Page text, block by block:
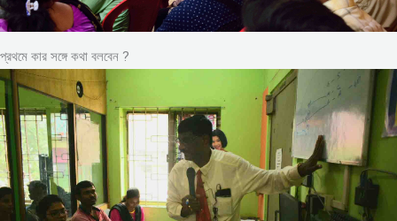
প্রথমে কার সঙ্গে কথা বলবেন ?